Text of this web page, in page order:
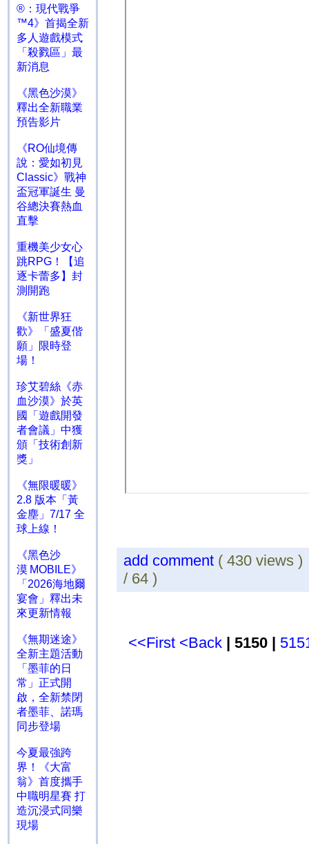
®：現代戰爭
™4》首揭全新
多人遊戲模式
「殺戮區」最
新消息
《黑色沙漠》
釋出全新職業
預告影片
《RO仙境傳
說：愛如初見
Classic》戰神
盃冠軍誕生 曼
谷總決賽熱血
直擊
重機美少女心
跳RPG！【追
逐卡蕾多】封
測開跑
《新世界狂
歡》「盛夏偕
願」限時登
場！
珍艾碧絲《赤
血沙漠》於英
國「遊戲開發
者會議」中獲
頒「技術創新
獎」
《無限暖暖》
2.8 版本「黃
金塵」7/17 全
球上線！
《黑色沙
漠 MOBILE》
「2026海地爾
宴會」釋出未
來更新情報
《無期迷途》
全新主題活動
「墨菲的日
常」正式開
啟，全新禁閉
者墨菲、諾瑪
同步登場
今夏最強跨
界！《大富
翁》首度攜手
中職明星賽 打
造沉浸式同樂
現場
add comment ( 430
/ 64 )
<<First <Back | 5150 |